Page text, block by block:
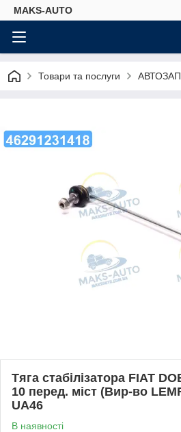
MAKS-AUTO
Товари та послуги
Тяга стабілізатора FIAT
10 перед. міст (Вир-во
UA46
В наявності